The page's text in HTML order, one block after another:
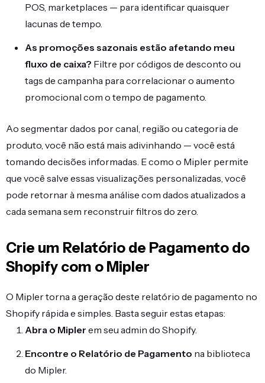
POS, marketplaces — para identificar quaisquer
lacunas de tempo.
As promoções sazonais estão afetando meu
fluxo de caixa? Filtre por códigos de desconto ou
tags de campanha para correlacionar o aumento
promocional com o tempo de pagamento.
Ao segmentar dados por canal, região ou categoria de
produto, você não está mais adivinhando — você está
tomando decisões informadas. E como o Mipler permite
que você salve essas visualizações personalizadas, você
pode retornar à mesma análise com dados atualizados a
cada semana sem reconstruir filtros do zero.
Crie um Relatório de Pagamento do
Shopify com o Mipler
O Mipler torna a geração deste relatório de pagamento no
Shopify rápida e simples. Basta seguir estas etapas:
Abra o Mipler em seu admin do Shopify.
Encontre o Relatório de Pagamento na biblioteca
do Mipler.